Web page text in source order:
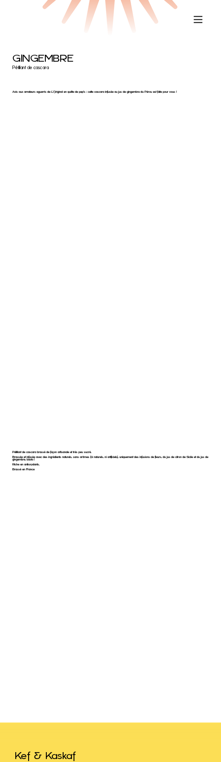
GINGEMBRE
Pétillant de cascara
Avis aux amateurs aguerris de L’Original en quête de pep's : cette cascara infusée au jus de gingembre du Pérou est faite pour vous !
Pétillant de cascara brassé de façon artisanale et très peu sucré.
Brassée et infusée avec des ingrédients naturels, sans arômes (ni naturels, ni artificiels), uniquement des infusions de fleurs, du jus de citron de Sicile et du jus de
gingembre, basta !
Riche en antioxydants.
Brassé en France
Kef & Kaskaf